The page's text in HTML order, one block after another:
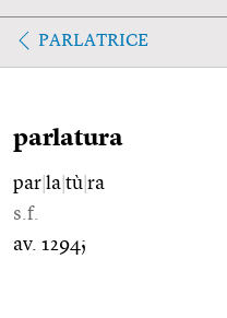
PARLATRICE
parlatura
par la tù ra
s.f.
av. 1294;